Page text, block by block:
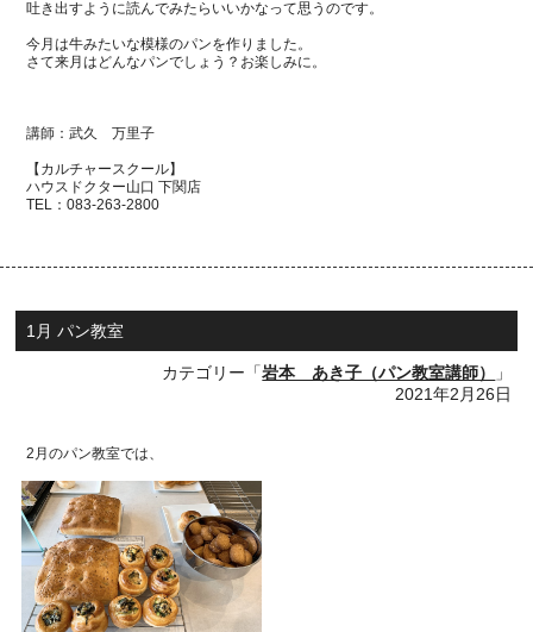
吐き出すように読んでみたらいいかなって思うのです。
今月は牛みたいな模様のパンを作りました。
さて来月はどんなパンでしょう？お楽しみに。
講師：武久 万里子
【カルチャースクール】
ハウスドクター山口 下関店
TEL： 083-263-2800
1月 パン教室
カテゴリー「岩本 あき子（パン教室講師）
」
2021年2月26日
2月のパン教室では、